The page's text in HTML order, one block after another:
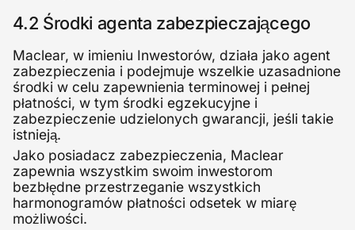
4.2 Środki agenta zabezpieczającego
Maclear, w imieniu Inwestorów, działa jako agent
zabezpieczenia i podejmuje wszelkie uzasadnione
środki w celu zapewnienia terminowej i pełnej
płatności, w tym środki egzekucyjne i
zabezpieczenie udzielonych gwarancji, jeśli takie
istnieją.
Jako posiadacz zabezpieczenia, Maclear
zapewnia wszystkim swoim inwestorom
bezbłędne przestrzeganie wszystkich
harmonogramów płatności odsetek w miarę
możliwości.